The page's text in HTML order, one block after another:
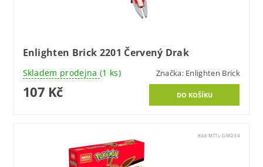
Enlighten Brick 2201 Červený Drak
Skladem prodejna (1 ks) Značka: Enlighten Brick
107 Kč
Kód: MTTL-GMD34